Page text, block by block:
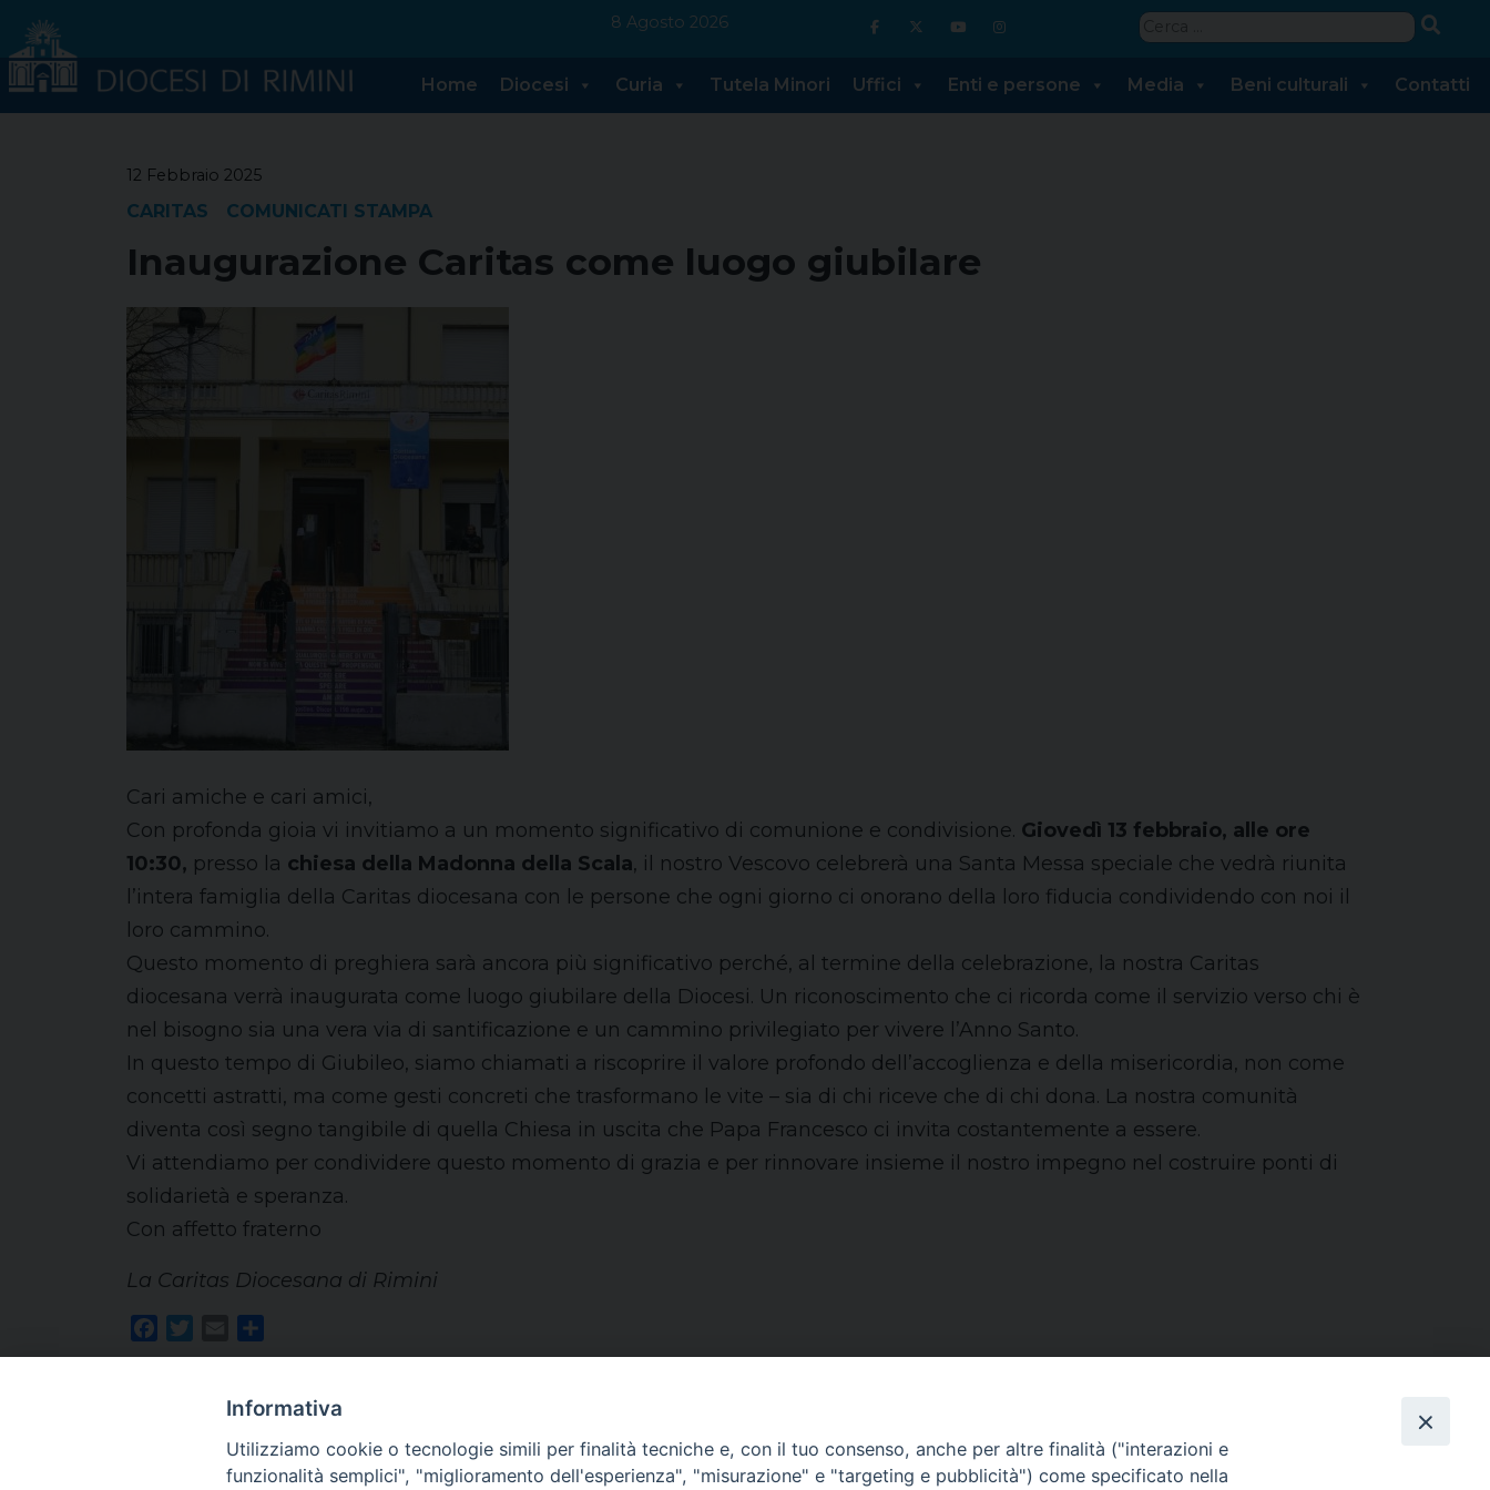
content
8 Agosto 2026
Ricerca
Home Diocesi Curia Tutela Minori Uffici Enti e persone Media Beni culturali Contatti
12 Febbraio 2025
CARITAS COMUNICATI STAMPA
Inaugurazione Caritas come luogo giubilare
Cari amiche e cari amici,
Con profonda gioia vi invitiamo a un momento significativo di comunione e condivisione. Giovedì 13 febbraio, alle ore
10:30, presso la chiesa della Madonna della Scala, il nostro Vescovo celebrerà una Santa Messa speciale che vedrà riunita
l’intera famiglia della Caritas diocesana con le persone che ogni giorno ci onorano della loro fiducia condividendo con noi il
loro cammino.
Questo momento di preghiera sarà ancora più significativo perché, al termine della celebrazione, la nostra Caritas
diocesana verrà inaugurata come luogo giubilare della Diocesi. Un riconoscimento che ci ricorda come il servizio verso chi è
nel bisogno sia una vera via di santificazione e un cammino privilegiato per vivere l’Anno Santo.
In questo tempo di Giubileo, siamo chiamati a riscoprire il valore profondo dell’accoglienza e della misericordia, non come
concetti astratti, ma come gesti concreti che trasformano le vite – sia di chi riceve che di chi dona. La nostra comunità
diventa così segno tangibile di quella Chiesa in uscita che Papa Francesco ci invita costantemente a essere.
Vi attendiamo per condividere questo momento di grazia e per rinnovare insieme il nostro impegno nel costruire ponti di
solidarietà e speranza.
Con affetto fraterno
La Caritas Diocesana di Rimini
Facebook
Twitter
Email
Informativa
Utilizziamo cookie o tecnologie simili per finalità tecniche e, con il tuo consenso, anche per altre finalità ("interazioni e
funzionalità semplici", "miglioramento dell'esperienza", "misurazione" e "targeting e pubblicità") come specificato nella